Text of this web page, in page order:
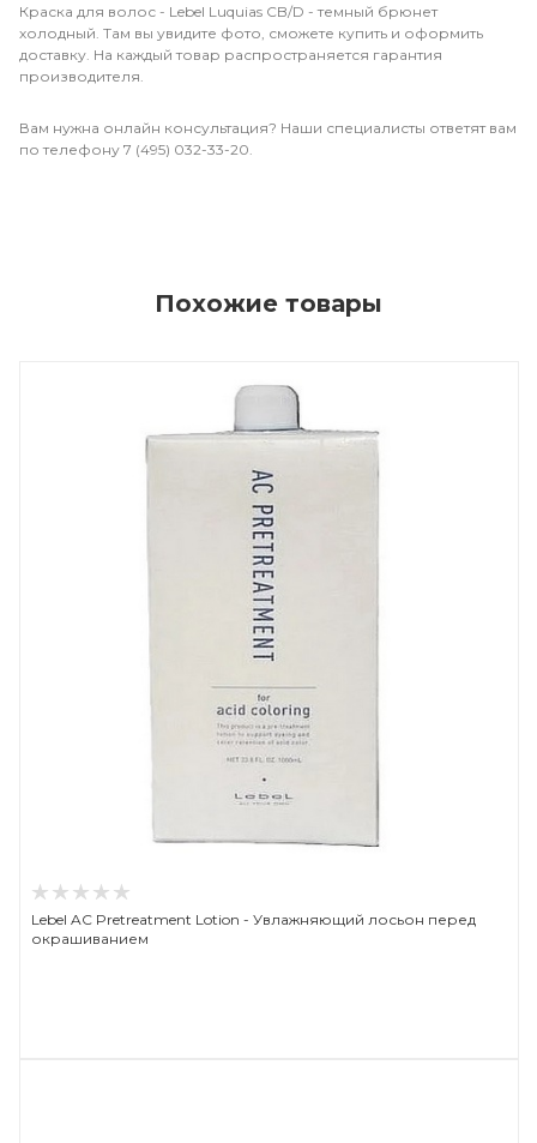
Краска для волос - Lebel Luquias CB/D - темный брюнет
холодный. Там вы увидите фото, сможете купить и оформить
доставку. На каждый товар распространяется гарантия
производителя.
Вам нужна онлайн консультация? Наши специалисты ответят вам
по телефону 7 (495) 032-33-20.
Похожие товары
Lebel AC Pretreatment Lotion - Увлажняющий лосьон перед
окрашиванием